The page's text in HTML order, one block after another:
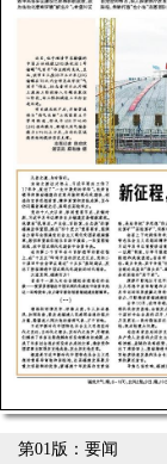
第01版：要闻